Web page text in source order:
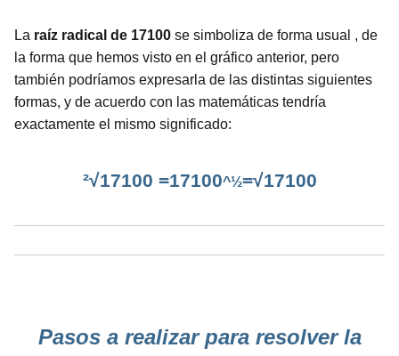
La raíz radical de 17100 se simboliza de forma usual , de
la forma que hemos visto en el gráfico anterior, pero
también podríamos expresarla de las distintas siguientes
formas, y de acuerdo con las matemáticas tendría
exactamente el mismo significado:
²√17100 =17100^½=√17100
Pasos a realizar para resolver la